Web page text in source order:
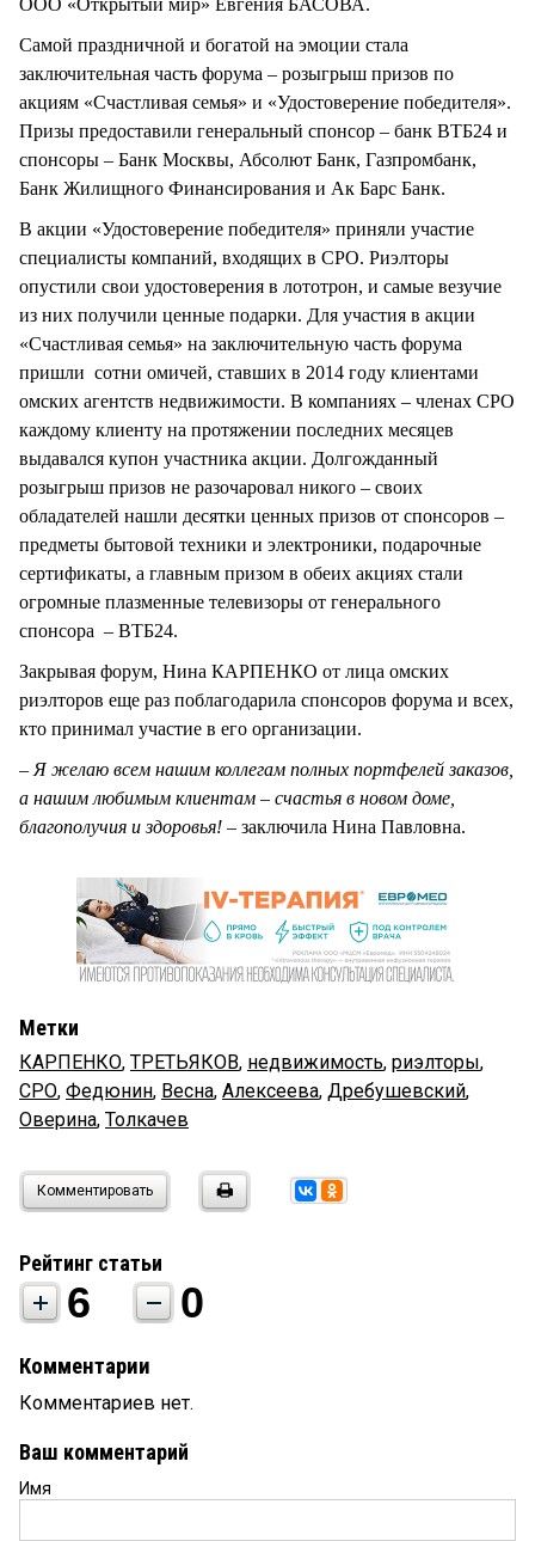
Самой праздничной и богатой на эмоции стала
заключительная часть форума – розыгрыш призов по
акциям «Счастливая семья» и «Удостоверение победителя».
Призы предоставили генеральный спонсор – банк ВТБ24 и
спонсоры – Банк Москвы, Абсолют Банк, Газпромбанк,
Банк Жилищного Финансирования и Ак Барс Банк.
В акции «Удостоверение победителя» приняли участие
специалисты компаний, входящих в СРО. Риэлторы
опустили свои удостоверения в лототрон, и самые везучие
из них получили ценные подарки. Для участия в акции
«Счастливая семья» на заключительную часть форума
пришли сотни омичей, ставших в 2014 году клиентами
омских агентств недвижимости. В компаниях – членах СРО
каждому клиенту на протяжении последних месяцев
выдавался купон участника акции. Долгожданный
розыгрыш призов не разочаровал никого – своих
обладателей нашли десятки ценных призов от спонсоров –
предметы бытовой техники и электроники, подарочные
сертификаты, а главным призом в обеих акциях стали
огромные плазменные телевизоры от генерального
спонсора – ВТБ24.
Закрывая форум, Нина КАРПЕНКО от лица омских
риэлторов еще раз поблагодарила спонсоров форума и всех,
кто принимал участие в его организации.
– Я желаю всем нашим коллегам полных портфелей заказов,
а нашим любимым клиентам – счастья в новом доме,
благополучия и здоровья! – заключила Нина Павловна.
Метки
КАРПЕНКО, ТРЕТЬЯКОВ, недвижимость, риэлторы,
СРО, Федюнин, Весна, Алексеева, Дребушевский,
Оверина, Толкачев
Комментировать
Рейтинг статьи
6 0
Комментарии
Комментариев нет.
Ваш комментарий
Имя